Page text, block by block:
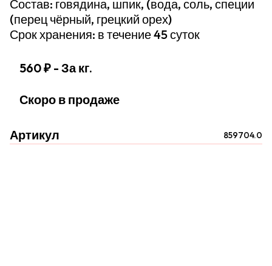
Состав: говядина, шпик, (вода, соль, специи
(перец чёрный, грецкий орех)
Срок хранения: в течение 45 суток
560 ₽ - За кг.
Скоро в продаже
Артикул 859704.0